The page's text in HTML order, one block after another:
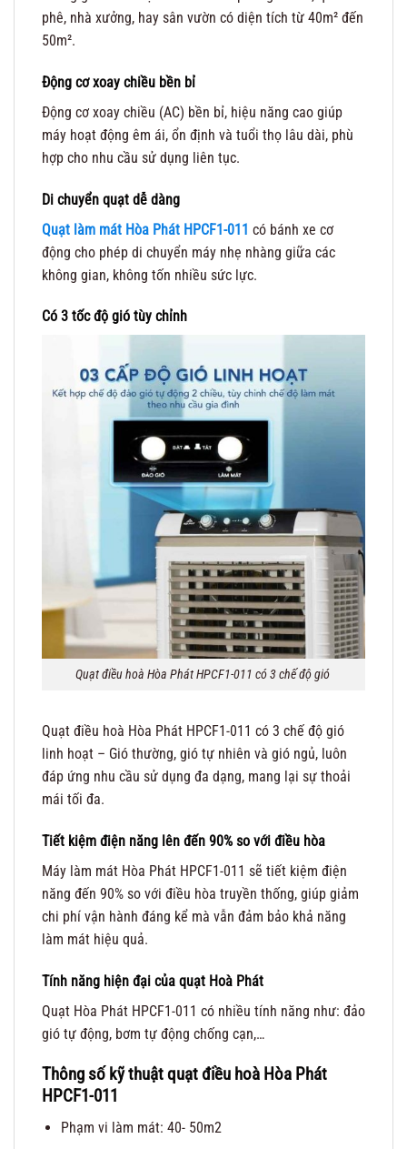
phê, nhà xưởng, hay sân vườn có diện tích từ 40m² đến
50m².
Động cơ xoay chiều bền bỉ
Động cơ xoay chiều (AC) bền bỉ, hiệu năng cao giúp
máy hoạt động êm ái, ổn định và tuổi thọ lâu dài, phù
hợp cho nhu cầu sử dụng liên tục.
Di chuyển quạt dễ dàng
Quạt làm mát Hòa Phát HPCF1-011 có bánh xe cơ
động cho phép di chuyển máy nhẹ nhàng giữa các
không gian, không tốn nhiều sức lực.
Có 3 tốc độ gió tùy chỉnh
Quạt điều hoà Hòa Phát HPCF1-011 có 3 chế độ gió
Quạt điều hoà Hòa Phát HPCF1-011 có 3 chế độ gió
linh hoạt – Gió thường, gió tự nhiên và gió ngủ, luôn
đáp ứng nhu cầu sử dụng đa dạng, mang lại sự thoải
mái tối đa.
Tiết kiệm điện năng lên đến 90% so với điều hòa
Máy làm mát Hòa Phát HPCF1-011 sẽ tiết kiệm điện
năng đến 90% so với điều hòa truyền thống, giúp giảm
chi phí vận hành đáng kể mà vẫn đảm bảo khả năng
làm mát hiệu quả.
Tính năng hiện đại của quạt Hoà Phát
Quạt Hòa Phát HPCF1-011 có nhiều tính năng như: đảo
gió tự động, bơm tự động chống cạn,…
Thông số kỹ thuật quạt điều hoà Hòa Phát
HPCF1-011
Phạm vi làm mát: 40- 50m2